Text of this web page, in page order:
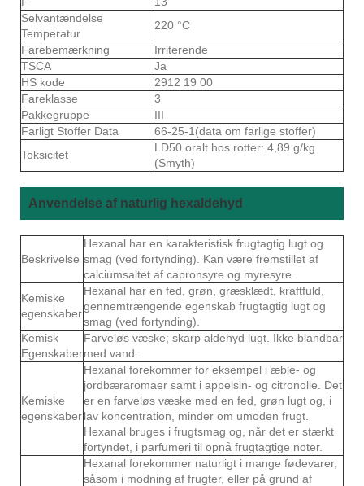
Selvantændelse
Temperatur
220 °C
Farebemærkning
Irriterende
TSCA
Ja
HS kode
2912 19 00
Fareklasse
3
Pakkegruppe
III
Farligt Stoffer Data
66-25-1(data om farlige stoffer)
Toksicitet
LD50 oralt hos rotter: 4,89 g/kg
(Smyth)
Anvendelse af naturlig hexaldehyd
Beskrivelse
Hexanal har en karakteristisk frugtagtig lugt og
smag (ved fortynding). Kan være fremstillet af
calciumsaltet af capronsyre og myresyre.
Kemiske
egenskaber
Hexanal har en fed, grøn, græsklædt, kraftfuld,
gennemtrængende egenskab frugtagtig lugt og
smag (ved fortynding).
Kemisk
Egenskaber
Farveløs væske; skarp aldehyd lugt. Ikke blandbar
med vand.
Kemiske
egenskaber
Hexanal forekommer for eksempel i æble- og
jordbæraromaer samt i appelsin- og citronolie. Det
er en farveløs væske med en fed, grøn lugt og, i
lav koncentration, minder om umoden frugt.
Hexanal bruges i frugtsmag og, når det er stærkt
fortyndet, i parfumeri til opnå frugtagtige noter.
Hexanal forekommer naturligt i mange fødevarer,
såsom i modning af frugter, eller på grund af